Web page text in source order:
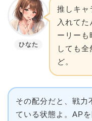
ひなた
推しキャ
入れて
ーリーも
しても
ど。
その配分だと、戦力
ている状態よ。AP